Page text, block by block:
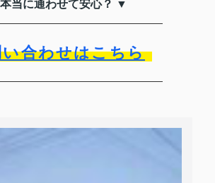
当に通わせて安心？ ▼
合わせはこちら